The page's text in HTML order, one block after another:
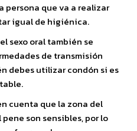
persona que va a realizar
igual de higiénica.
sexo oral también se
de transmisión
debes utilizar condón si es
cuenta que la zona del
son sensibles, por lo